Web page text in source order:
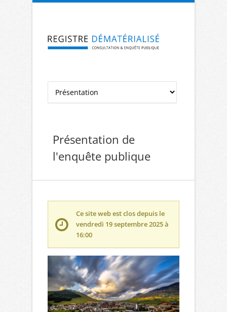
Aller à la navigation Aller au contenu
Présentation de
l'enquête publique
Ce site web est clos depuis le
vendredi 19 septembre 2025 à
16:00